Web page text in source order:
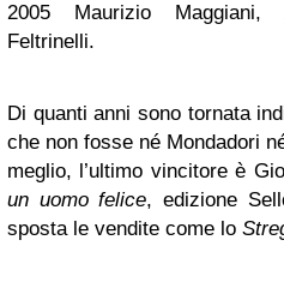
2005 Maurizio Maggiani,
Feltrinelli.
Di quanti anni sono tornata
che non fosse né Mondadori
meglio, l’ultimo vincitore è
un uomo felice, edizione
sposta le vendite come lo